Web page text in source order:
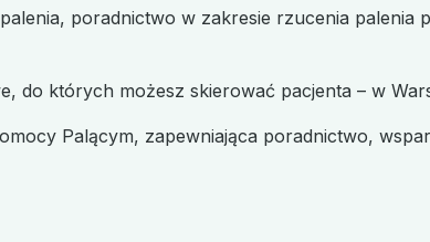
poradnictwo w zakresie rzucenia
do których możesz skierować pacjenta – w
Palącym, zapewniająca poradnictwo,